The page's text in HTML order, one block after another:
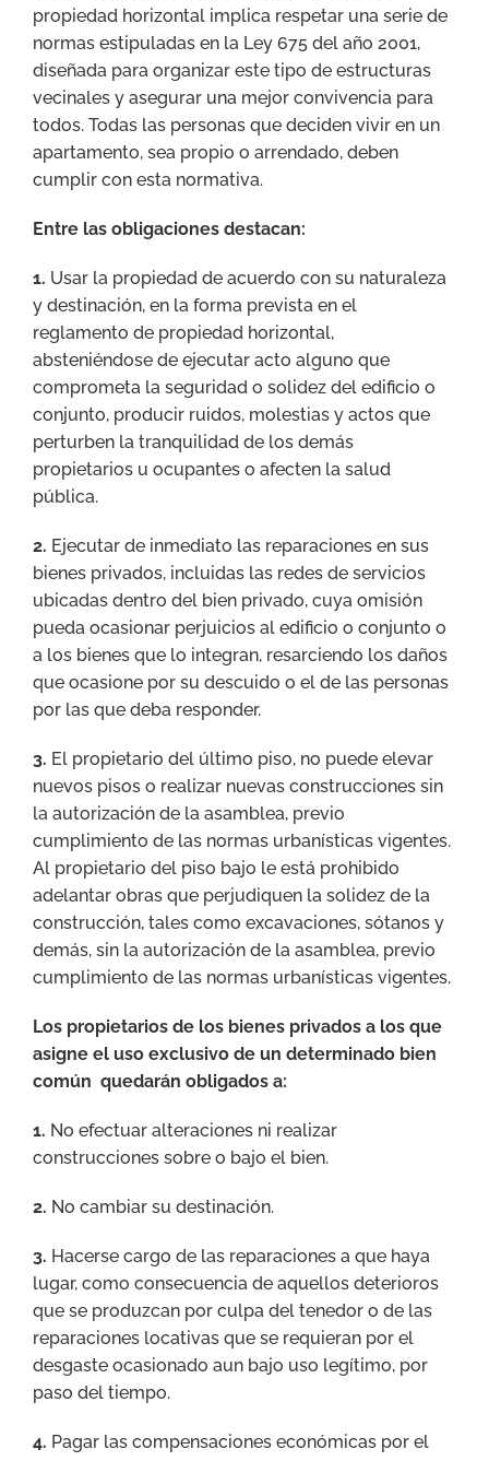
propiedad horizontal implica respetar una serie de
normas estipuladas en la Ley 675 del año 2001,
diseñada para organizar este tipo de estructuras
vecinales y asegurar una mejor convivencia para
todos. Todas las personas que deciden vivir en un
apartamento, sea propio o arrendado, deben
cumplir con esta normativa.
Entre las obligaciones destacan:
1. Usar la propiedad de acuerdo con su naturaleza
y destinación, en la forma prevista en el
reglamento de propiedad horizontal,
absteniéndose de ejecutar acto alguno que
comprometa la seguridad o solidez del edificio o
conjunto, producir ruidos, molestias y actos que
perturben la tranquilidad de los demás
propietarios u ocupantes o afecten la salud
pública.
2. Ejecutar de inmediato las reparaciones en sus
bienes privados, incluidas las redes de servicios
ubicadas dentro del bien privado, cuya omisión
pueda ocasionar perjuicios al edificio o conjunto o
a los bienes que lo integran, resarciendo los daños
que ocasione por su descuido o el de las personas
por las que deba responder.
3. El propietario del último piso, no puede elevar
nuevos pisos o realizar nuevas construcciones sin
la autorización de la asamblea, previo
cumplimiento de las normas urbanísticas vigentes.
Al propietario del piso bajo le está prohibido
adelantar obras que perjudiquen la solidez de la
construcción, tales como excavaciones, sótanos y
demás, sin la autorización de la asamblea, previo
cumplimiento de las normas urbanísticas vigentes.
Los propietarios de los bienes privados a los que
asigne el uso exclusivo de un determinado bien
común quedarán obligados a:
1. No efectuar alteraciones ni realizar
construcciones sobre o bajo el bien.
2. No cambiar su destinación.
3. Hacerse cargo de las reparaciones a que haya
lugar, como consecuencia de aquellos deterioros
que se produzcan por culpa del tenedor o de las
reparaciones locativas que se requieran por el
desgaste ocasionado aun bajo uso legítimo, por
paso del tiempo.
4. Pagar las compensaciones económicas por el